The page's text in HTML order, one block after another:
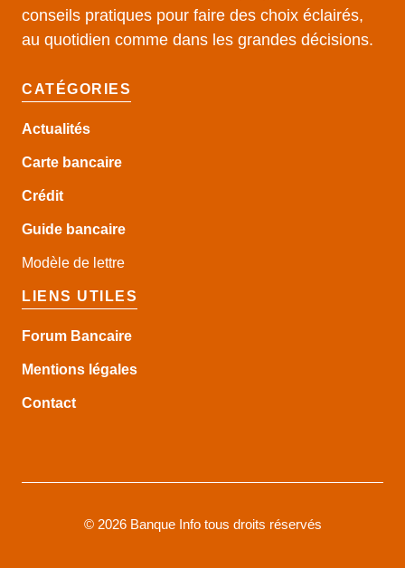
conseils pratiques pour faire des choix éclairés,
au quotidien comme dans les grandes décisions.
CATÉGORIES
Actualités
Carte bancaire
Crédit
Guide bancaire
Modèle de lettre
LIENS UTILES
Forum Bancaire
Mentions légales
Contact
© 2026 Banque Info tous droits réservés